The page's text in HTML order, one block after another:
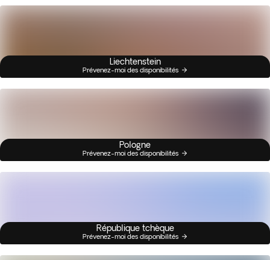
Liechtenstein
Prévenez-moi des disponibilités
Pologne
Prévenez-moi des disponibilités
République tchèque
Prévenez-moi des disponibilités